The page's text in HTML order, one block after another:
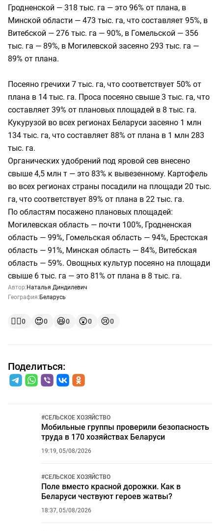
Гродненской — 318 тыс. га — это 96% от плана, в
Минской области — 473 тыс. га, что составляет 95%, в
Витебской — 276 тыс. га — 90%, в Гомельской — 356
тыс. га — 89%, в Могилевской засеяно 293 тыс. га —
89% от плана.
Посеяно гречихи 7 тыс. га, что соответствует 50% от
плана в 14 тыс. га. Проса посеяно свыше 3 тыс. га, что
составляет 39% от плановых площадей в 8 тыс. га.
Кукурузой во всех регионах Беларуси засеяно 1 млн
134 тыс. га, что составляет 88% от плана в 1 млн 283
тыс. га.
Органических удобрений под яровой сев внесено
свыше 4,5 млн т — это 83% к вывезенному. Картофель
во всех регионах страны посадили на площади 20 тыс.
га, что соответствует 89% от плана в 22 тыс. га.
По областям посажено плановых площадей:
Могилевская область — почти 100%, Гродненская
область — 99%, Гомельская область — 94%, Брестская
область — 91%, Минская область — 84%, Витебская
область — 59%. Овощных культур посеяно на площади
свыше 6 тыс. га — это 81% от плана в 8 тыс. га.
Автор: Наталья Диндилевич
География: Беларусь
👍🏻0 😍0 😆0 😲0 😢0
Поделиться:
#СЕЛЬСКОЕ ХОЗЯЙСТВО
Мобильные группы проверили безопасность
труда в 170 хозяйствах Беларуси
19:19, 05/08/2026
#СЕЛЬСКОЕ ХОЗЯЙСТВО
Поле вместо красной дорожки. Как в
Беларуси чествуют героев жатвы?
18:37, 05/08/2026